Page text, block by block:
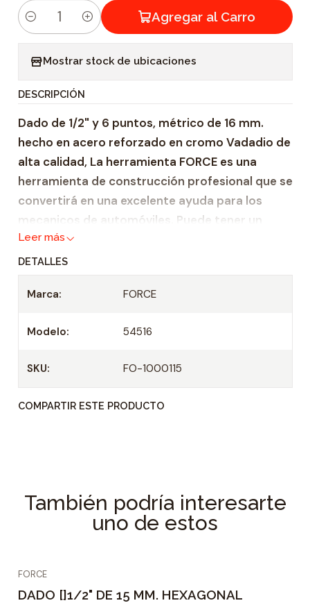
C
i
d
a
d
Agregar al Carro
Mostrar stock de ubicaciones
DESCRIPCIÓN
Dado de 1/2" y 6 puntos, métrico de 16 mm.
hecho en acero reforzado en cromo Vadadio de
alta calidad, La herramienta FORCE es una
herramienta de construcción profesional que se
convertirá en una excelente ayuda para los
mecanicos de automóviles. Puede tener un
certificado de integridad, así como un
certificado internacional DIN EN ISO 9001:2000.
Zócalo de servicio pesado hecho de acero
Adecuado para todas las carracas de 1/2" y
Casquillo: 1/2"
Longitud: 38 mm
Tamaño: 16 mm
Tamaño adaptador : 1/2
Tamaño de Acoplamiento : 16 mm
Leer más
DETALLES
Marca: FORCE
Modelo: 54516
SKU: FO-1000115
COMPARTIR ESTE PRODUCTO
También podría interesarte
uno de estos
FORCE
DADO []1/2" DE 15 MM. HEXAGONAL